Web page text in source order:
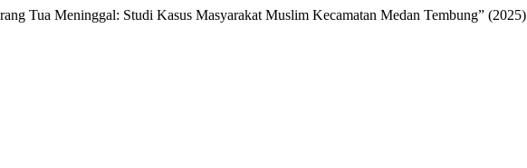
Tua Meninggal: Studi Kasus Masyarakat Muslim Kecamatan Medan Tembung” (2025)